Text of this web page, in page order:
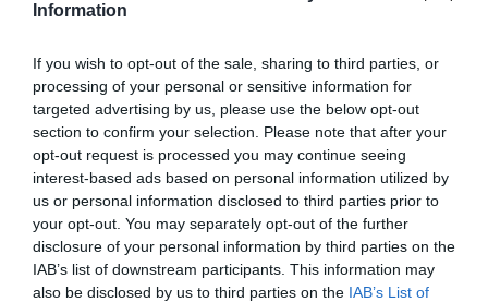
Information
If you wish to opt-out of the sale, sharing to third parties, or
processing of your personal or sensitive information for
targeted advertising by us, please use the below opt-out
section to confirm your selection. Please note that after your
opt-out request is processed you may continue seeing
interest-based ads based on personal information utilized by
us or personal information disclosed to third parties prior to
your opt-out. You may separately opt-out of the further
disclosure of your personal information by third parties on the
IAB’s list of downstream participants. This information may
also be disclosed by us to third parties on the IAB’s List of